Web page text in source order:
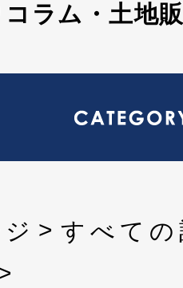
ラム・土地
すべて